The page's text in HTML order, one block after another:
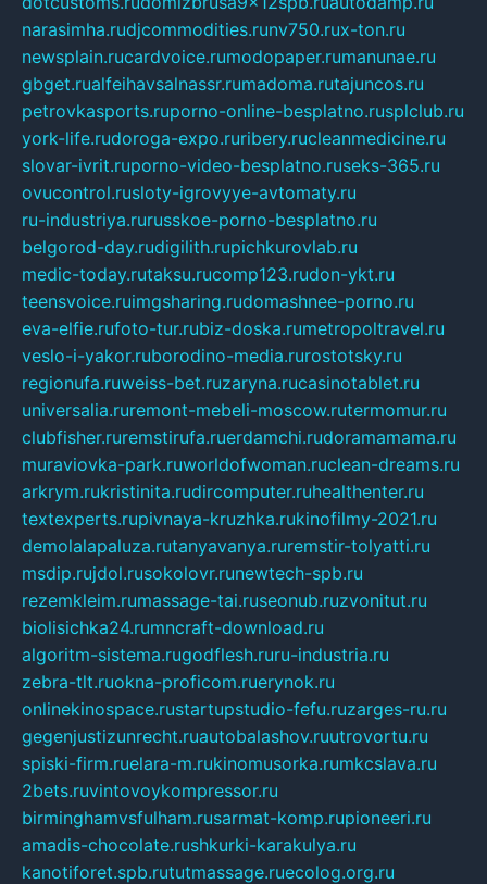
narasimha.rudjcommodities.runv750.rux-ton.ru
newsplain.rucardvoice.rumodopaper.rumanunae.ru
gbget.rualfeihavsalnassr.rumadoma.rutajuncos.ru
petrovkasports.ruporno-online-besplatno.rusplclub.ru
york-life.rudoroga-expo.ruribery.rucleanmedicine.ru
slovar-ivrit.ruporno-video-besplatno.ruseks-365.ru
ovucontrol.rusloty-igrovyye-avtomaty.ru
ru-industriya.rurusskoe-porno-besplatno.ru
belgorod-day.rudigilith.rupichkurovlab.ru
medic-today.rutaksu.rucomp123.rudon-ykt.ru
teensvoice.ruimgsharing.rudomashnee-porno.ru
eva-elfie.rufoto-tur.rubiz-doska.rumetropoltravel.ru
veslo-i-yakor.ruborodino-media.rurostotsky.ru
regionufa.ruweiss-bet.ruzaryna.rucasinotablet.ru
universalia.ruremont-mebeli-moscow.rutermomur.ru
clubfisher.ruremstirufa.ruerdamchi.rudoramamama.ru
muraviovka-park.ruworldofwoman.ruclean-dreams.ru
arkrym.rukristinita.rudircomputer.ruhealthenter.ru
textexperts.rupivnaya-kruzhka.rukinofilmy-2021.ru
demolalapaluza.rutanyavanya.ruremstir-tolyatti.ru
msdip.rujdol.rusokolovr.runewtech-spb.ru
rezemkleim.rumassage-tai.ruseonub.ruzvonitut.ru
biolisichka24.rumncraft-download.ru
algoritm-sistema.rugodflesh.ruru-industria.ru
zebra-tlt.ruokna-proficom.ruerynok.ru
onlinekinospace.rustartupstudio-fefu.ruzarges-ru.ru
gegenjustizunrecht.ruautobalashov.ruutrovortu.ru
spiski-firm.ruelara-m.rukinomusorka.rumkcslava.ru
2bets.ruvintovoykompressor.ru
birminghamvsfulham.rusarmat-komp.rupioneeri.ru
amadis-chocolate.rushkurki-karakulya.ru
kanotiforet.spb.rututmassage.ruecolog.org.ru